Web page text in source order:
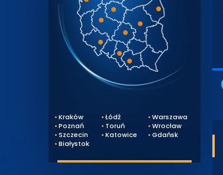
Kraków Łódź
Warszawa
Poznań
Toruń
Wrocław
Szczecin
Katowice
Gdańsk
Białystok